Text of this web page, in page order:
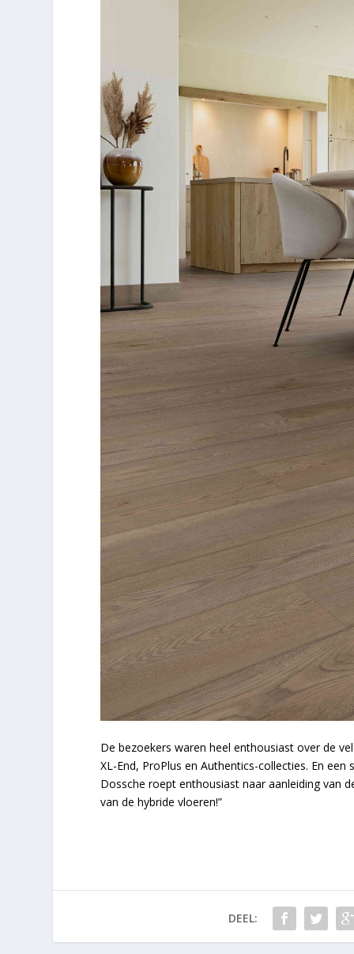
De bezoekers waren heel enthousiast over de
XL-End, ProPlus en Authentics-collecties. En
Dossche roept enthousiast naar aanleiding van
van de hybride vloeren!”
DEEL: